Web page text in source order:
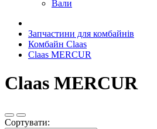
Вали
Запчастини для комбайнів
Комбайн Claas
Claas MERCUR
Claas MERCUR
Сортувати: